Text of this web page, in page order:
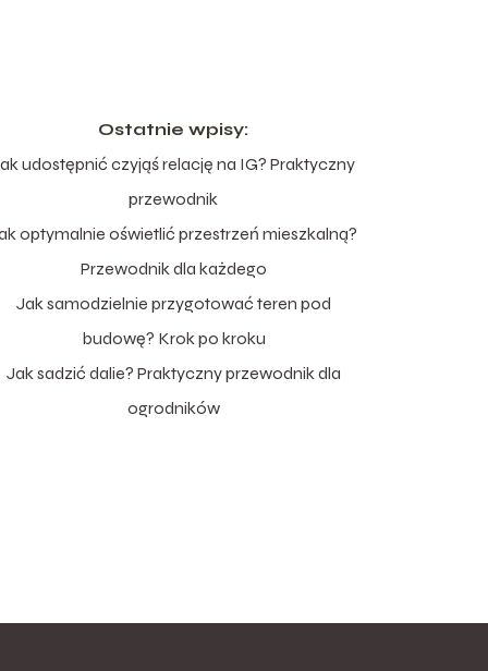
Ostatnie wpisy:
udostępnić czyjąś relację na IG? Praktyczny
przewodnik
optymalnie oświetlić przestrzeń mieszkalną?
Przewodnik dla każdego
Jak samodzielnie przygotować teren pod
budowę? Krok po kroku
Jak sadzić dalie? Praktyczny przewodnik dla
ogrodników